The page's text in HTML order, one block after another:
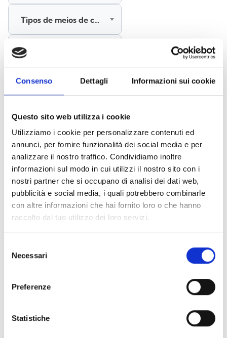
Consenso Dettagli Informazioni sui cookie
Questo sito web utilizza i cookie
Utilizziamo i cookie per personalizzare contenuti ed
annunci, per fornire funzionalità dei social media e per
analizzare il nostro traffico. Condividiamo inoltre
informazioni sul modo in cui utilizzi il nostro sito con i
nostri partner che si occupano di analisi dei dati web,
pubblicità e social media, i quali potrebbero combinarle
con altre informazioni che hai fornito loro o che hanno
raccolto dal tuo utilizzo dei loro servizi.
delNecessari
Preferenze
Statistiche
Acessórios bases EB00 - Materiais(47)
Acessórios detetores Enea
Acessórios Senseware
Acessórios da Série Industrial
Documentos(6992)
Selecionar tudo
Inicie sessão antes de descarregar os conteúdos
através do íconelock
Tipos de meios de comunicação
Todas as línguas
LIMPAR FILTROS